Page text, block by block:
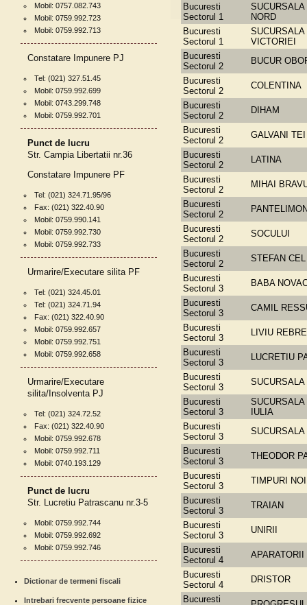
Mobil: 0757.082.743
Mobil: 0759.992.723
Mobil: 0759.992.713
Constatare Impunere PJ
Tel: (021) 327.51.45
Mobil: 0759.992.699
Mobil: 0743.299.748
Mobil: 0759.992.701
Punct de lucru
Str. Campia Libertatii nr.36
Constatare Impunere PF
Tel: (021) 324.71.95/96
Fax: (021) 322.40.90
Mobil: 0759.990.141
Mobil: 0759.992.730
Mobil: 0759.992.733
Urmarire/Executare silita PF
Tel: (021) 324.45.01
Tel: (021) 324.71.94
Fax: (021) 322.40.90
Mobil: 0759.992.657
Mobil: 0759.992.751
Mobil: 0759.992.658
Urmarire/Executare
silita/Insolventa PJ
Tel: (021) 324.72.52
Fax: (021) 322.40.90
Mobil: 0759.992.678
Mobil: 0759.992.711
Mobil: 0740.193.129
Punct de lucru
Str. Lucretiu Patrascanu nr.3-5
Mobil: 0759.992.744
Mobil: 0759.992.692
Mobil: 0759.992.746
Dictionar de termeni fiscali
Intrebari frecvente persoane fizice
Bucuresti
Sectorul 1
NORD
Bucuresti
Sectorul 1
SUCURSALA
VICTORIEI
Bucuresti
Sectorul 2
BUCUR
Bucuresti
Sectorul 2
COLENTINA
Bucuresti
Sectorul 2
DIHAM
Bucuresti
Sectorul 2
GALVANI TEI
Bucuresti
Sectorul 2
LATINA
Bucuresti
Sectorul 2
MIHAI
Bucuresti
Sectorul 2
Bucuresti
Sectorul 2
SOCULUI
Bucuresti
Sectorul 2
STEFAN
Bucuresti
Sectorul 3
BABA
Bucuresti
Sectorul 3
CAMIL
Bucuresti
Sectorul 3
LIVIU
Bucuresti
Sectorul 3
LUCRETIU
Bucuresti
Sectorul 3
Bucuresti
Sectorul 3
SUCURSALA
IULIA
Bucuresti
Sectorul 3
Bucuresti
Sectorul 3
THEODOR
Bucuresti
Sectorul 3
TIMPURI NOI
Bucuresti
Sectorul 3
TRAIAN
Bucuresti
Sectorul 3
UNIRII
Bucuresti
Sectorul 4
APARATORII
Bucuresti
Sectorul 4
DRISTOR
Bucuresti